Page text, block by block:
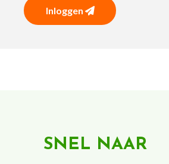
Inloggen
SNEL NAAR